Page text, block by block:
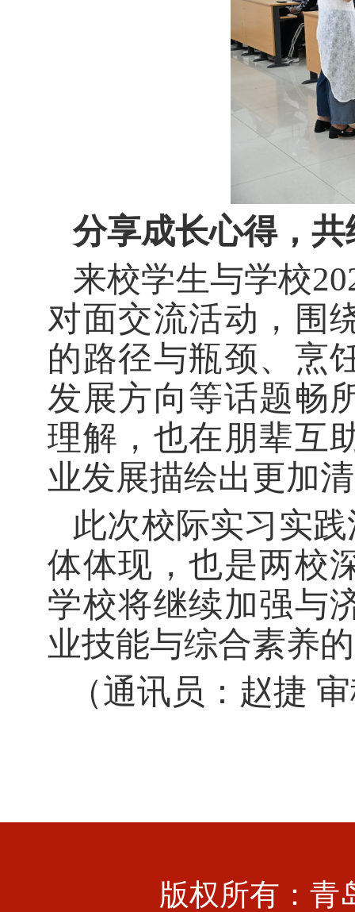
分享成长心得，
来校学生与学校
对面交流活动，围
的路径与瓶颈、烹
发展方向等话题畅
理解，也在朋辈互
业发展描绘出更加
此次校际实习实
体体现，也是两校
学校将继续加强与
业技能与综合素养
（通讯员：赵捷
版权所有：青